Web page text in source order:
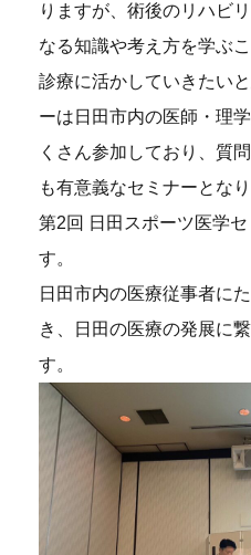
りますが、術後のリハビ
なる知識や考え方を学ぶ
診療に活かしていきたい
ーは日田市内の医師・理
くさん参加しており、質
も有意義なセミナーとなり
第2回 日田スポーツ医学
す。
日田市内の医療従事者に
き、日田の医療の発展に
す。